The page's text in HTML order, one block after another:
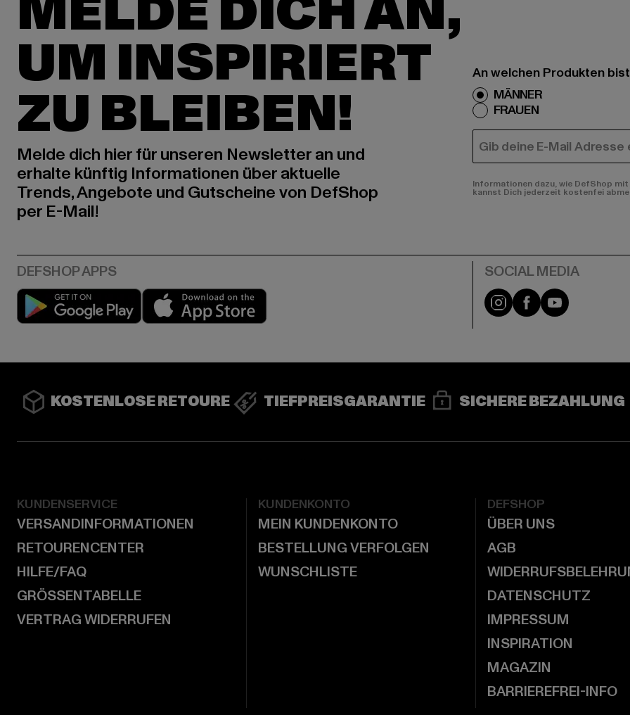
UM INSPIRIERT
ZU BLEIBEN!
Melde dich hier für unseren Newsletter an und
erhalte künftig Informationen über aktuelle
Trends, Angebote und Gutscheine von DefShop
per E-Mail!
An welchen Produkten
MÄNNER
FRAUEN
E-MAIL
Informationen dazu, wie DefShop
kannst Dich jederzeit kostenfei
Play market Instagram
FacebookYouTube
KOSTENLOSE RETOURE TIEFPREISGARANTIE SICHERE BEZAHLUNG
KUNDENSERVICE
VERSANDINFORMATIONEN
RETOURENCENTER
HILFE/FAQ
GRÖSSENTABELLE
VERTRAG WIDERRUFEN
KUNDENKONTO
MEIN KUNDENKONTO
BESTELLUNG VERFOLGEN
WUNSCHLISTE
DEFSHOP
ÜBER UNS
AGB
DATENSCHUTZ
IMPRESSUM
INSPIRATION
MAGAZIN
BARRIEREFREI-INFO